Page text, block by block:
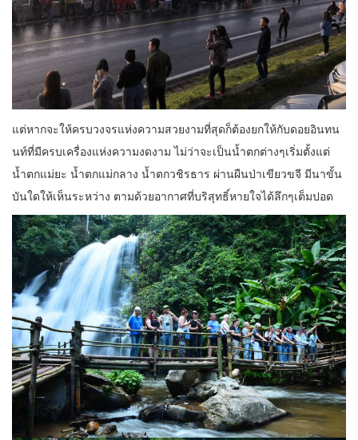
แต่หากจะให้ครบวงจรแห่งความสวยงามที่สุดก็ต้องยกให้กับดอยอินทน
นท์ที่มีครบเครื่องแห่งความงดงาม ไม่ว่าจะเป็นน้ำตกต่างๆเริ่มตั้งแต่
น้ำตกแม่ยะ น้ำตกแม่กลาง น้ำตกวชิรธาร ผ่านผืนป่าเขียวขจี มีนาขั้น
บันใดให้เห็นระหว่าง ตามด้วยอากาศที่บริสุทธิ์หายใจได้ลึกๆเต็มปอด